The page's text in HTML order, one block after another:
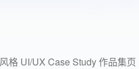
格 UI/UX Case Study 作品集页